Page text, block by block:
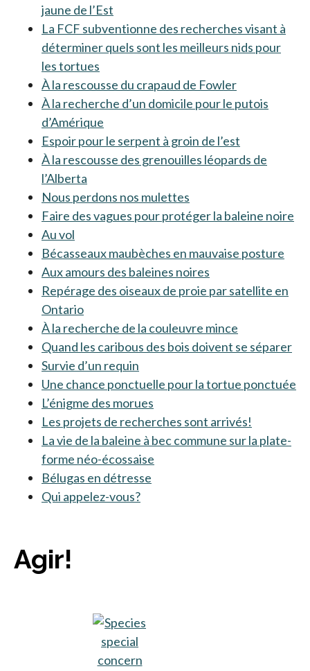
jaune de l’Est
La FCF subventionne des recherches visant à
déterminer quels sont les meilleurs nids pour
les tortues
À la rescousse du crapaud de Fowler
À la recherche d’un domicile pour le putois
d’Amérique
Espoir pour le serpent à groin de l’est
À la rescousse des grenouilles léopards de
l’Alberta
Nous perdons nos mulettes
Faire des vagues pour protéger la baleine noire
Au vol
Bécasseaux maubèches en mauvaise posture
Aux amours des baleines noires
Repérage des oiseaux de proie par satellite en
Ontario
À la recherche de la couleuvre mince
Quand les caribous des bois doivent se séparer
Survie d’un requin
Une chance ponctuelle pour la tortue ponctuée
L’énigme des morues
Les projets de recherches sont arrivés!
La vie de la baleine à bec commune sur la plate-
forme néo-écossaise
Bélugas en détresse
Qui appelez-vous?
Agir!